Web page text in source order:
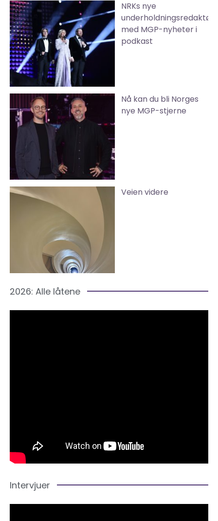
NRKs nye
underholdningsredaktør
med MGP-nyheter i
podkast
Nå kan du bli Norges
nye MGP-stjerne
Veien videre
2026: Alle låtene
Intervjuer